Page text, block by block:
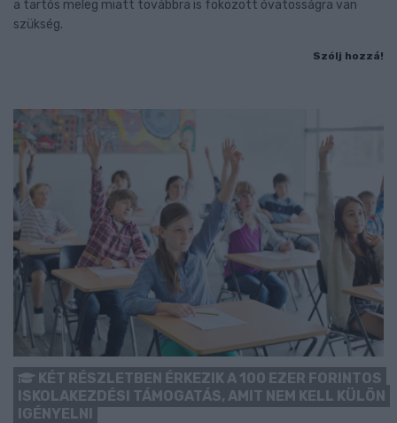
a tartós meleg miatt továbbra is fokozott óvatosságra van
szükség.
Szólj hozzá!
KÉT RÉSZLETBEN ÉRKEZIK A 100 EZER FORINTOS
ISKOLAKEZDÉSI TÁMOGATÁS, AMIT NEM KELL KÜLÖN
IGÉNYELNI